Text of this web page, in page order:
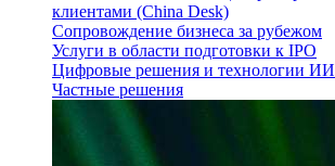
клиентами (China Desk)
Сопровождение бизнеса за рубежом
Услуги в области подготовки к IPO
Цифровые решения и технологии ИИ
Частные решения